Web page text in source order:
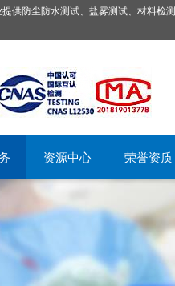
供防尘防水测试、盐雾测试、材料
资源中心 荣誉资质